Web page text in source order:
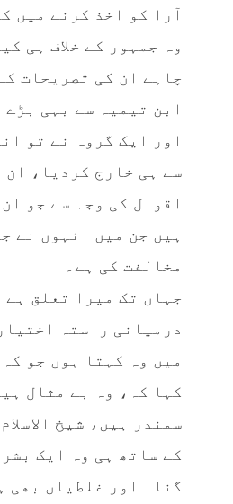
آرا کو اخذ کرنے میں
وہ جمہور کے خلاف ہی
چاہے ان کی تصریحات
ابن تیمیہ سے بہی بڑے
اور ایک گروہ نے تو
سے ہی خارج کردیا، ان
اقوال کی وجہ سے جو
ہیں جن میں انہوں نے
مخالفت کی ہے۔
جہاں تک میرا تعلق ہے
درمیانی راستہ
میں وہ کہتا ہوں جو
کہا کہ، وہ بے مثال
سمندر ہیں، شیخ
کے ساتھ ہی وہ ایک
گناہ اور غلطیاں بھی